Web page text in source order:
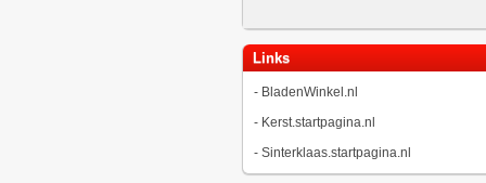
Links
- BladenWinkel.nl
- Kerst.startpagina.nl
- Sinterklaas.startpagina.nl